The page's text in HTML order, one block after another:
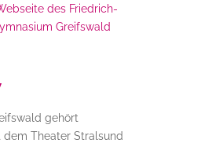
des Friedrich-
Greifswald
gehört
Theater Stralsund